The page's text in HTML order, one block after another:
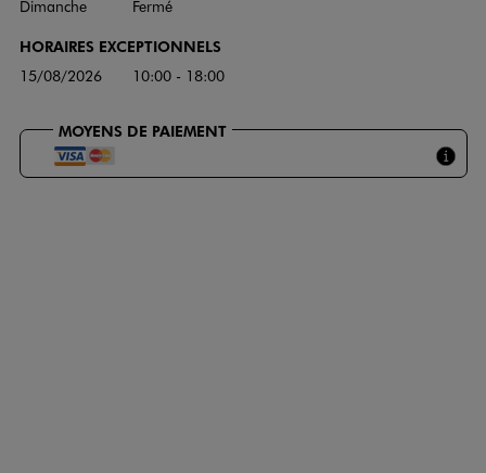
Dimanche
Fermé
HORAIRES EXCEPTIONNELS
15/08/2026 10:00 - 18:00
MOYENS DE PAIEMENT